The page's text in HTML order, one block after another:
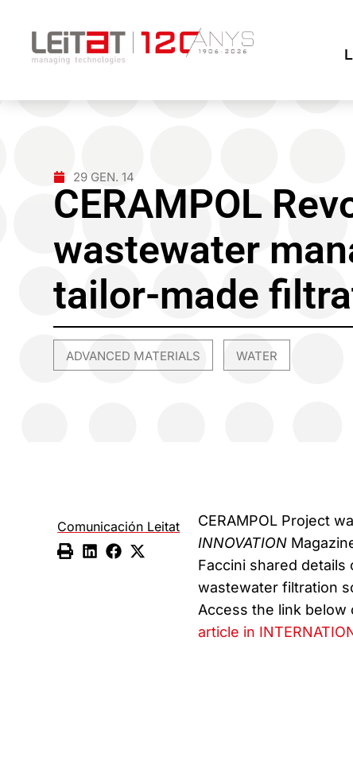
29 GEN. 14
CERAMPOL
wastewater
tailor-made
ADVANCED MATERIALS WATER
Comunicación Leitat CERAMPOL Project
INNOVATION
Faccini shared
wastewater filtration
Access the link below
article in